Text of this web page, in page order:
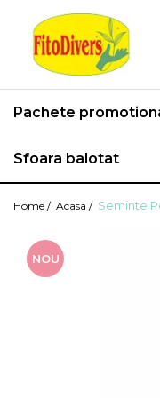
Pachete
Sfoara balotat
Home / Acasa / Seminte
NOU